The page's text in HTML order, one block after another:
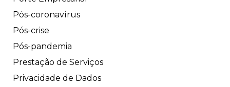
Pós-coronavírus
Pós-crise
Pós-pandemia
Prestação de Serviços
Privacidade de Dados